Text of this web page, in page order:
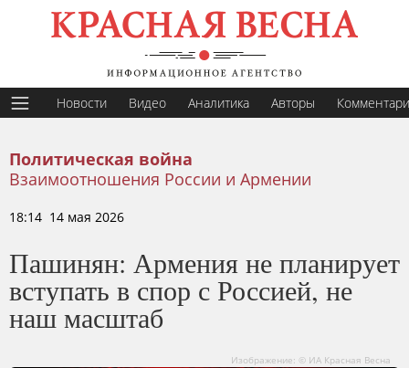
Новости Видео Аналитика Авторы
Политическая война
Взаимоотношения России и Армении
18:14 14 мая 2026
Пашинян: Армения не планирует
вступать в спор с Россией, не
наш масштаб
Изображение: © ИА Красная Весна